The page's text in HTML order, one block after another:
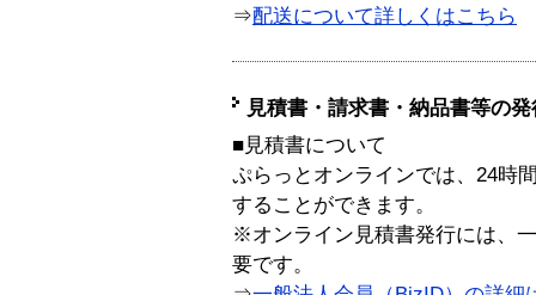
⇒配送について詳しくはこちら
見積書・請求書・納品書等の
■見積書について
ぷらっとオンラインでは、24時
することができます。
※オンライン見積書発行には、
要です。